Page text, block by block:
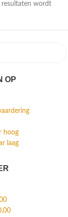
resultaten wordt
OP
hoog
laag